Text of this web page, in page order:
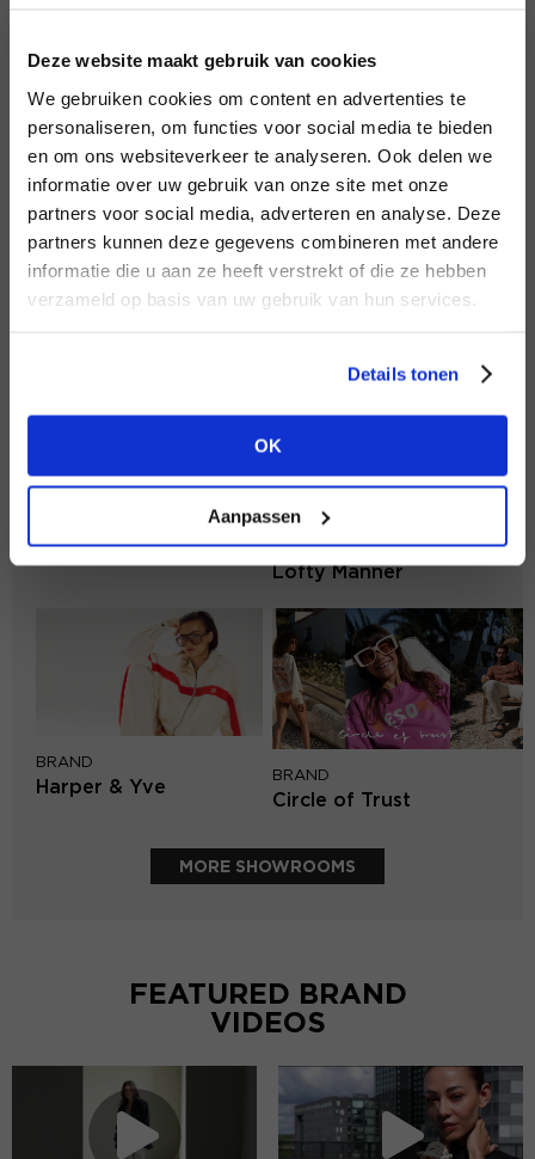
Deze website maakt gebruik van cookies
We gebruiken cookies om content en advertenties te
personaliseren, om functies voor social media te bieden
en om ons websiteverkeer te analyseren. Ook delen we
informatie over uw gebruik van onze site met onze
partners voor social media, adverteren en analyse. Deze
partners kunnen deze gegevens combineren met andere
informatie die u aan ze heeft verstrekt of die ze hebben
verzameld op basis van uw gebruik van hun services.
Details tonen
OK
Aanpassen
LOGIN
Password
LOGIN
NO ACCOUNT YET?
DON’T HAVE AN ACCOUNT
YET?
view the other options.
VIEW ALL OPTIONS
Second female
BRAND
PENN&INK N.Y
BRAND
BRAND
Lofty Manner
BRAND
Harper & Yve
BRAND
Circle of Trust
MORE SHOWROOMS
FEATURED BRAND
VIDEOS